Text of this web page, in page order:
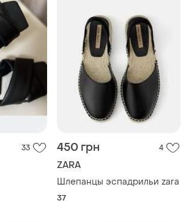
33 450 грн 4
ZARA
Шлепанцы эспадрильи zara
37